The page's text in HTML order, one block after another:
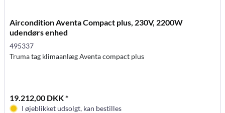
Aircondition Aventa Compact plus, 230V, 2200W
udendørs enhed
495337
Truma tag klimaanlæg Aventa compact plus
19.212,00 DKK *
I øjeblikket udsolgt, kan bestilles